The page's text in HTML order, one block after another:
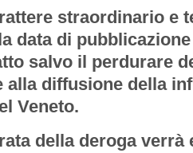
straordinario e
data di
salvo il perdurare
alla diffusione della
Veneto.
della deroga verrà